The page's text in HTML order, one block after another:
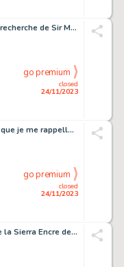
Albany & Sturgess - À la recherche de Sir Malcolm Encre...
closed
24/11/2023
go premium
Anita Bomba - Aussi loin que je me rappelle... Encres...
closed
24/11/2023
go premium
Jerry Spring - Le maître de la Sierra Encre de Chine...